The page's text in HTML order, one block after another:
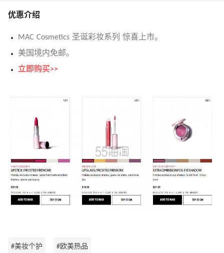
优惠介绍
MAC Cosmetics 圣诞彩妆系列 惊喜上市。
美国境内免邮。
立即购买>>
#美妆个护 #欧美热品